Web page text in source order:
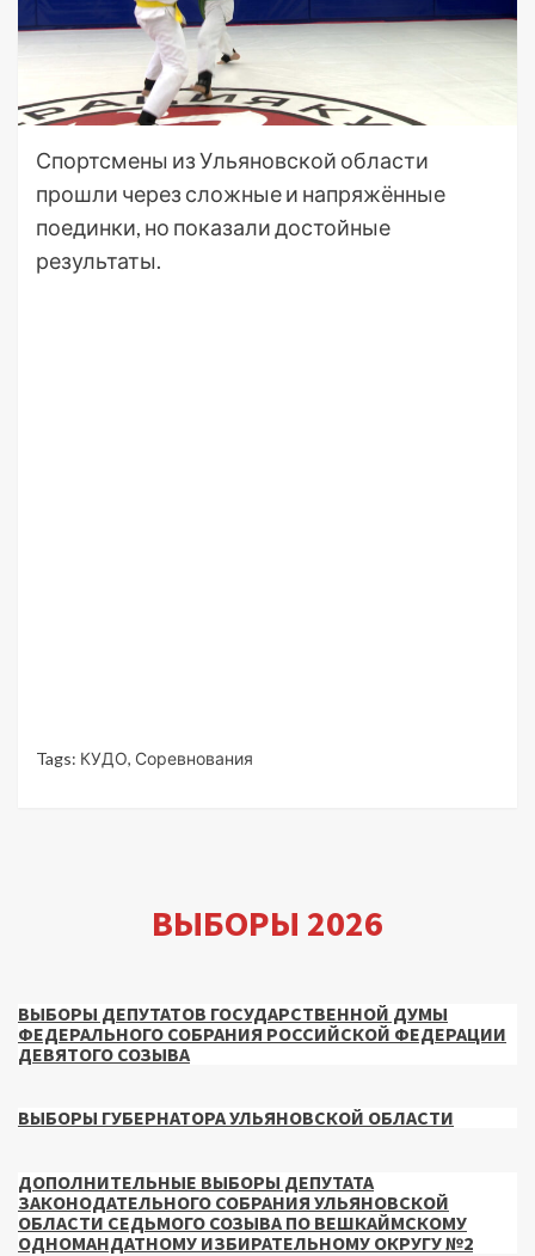
Спортсмены из Ульяновской области
прошли через сложные и напряжённые
поединки, но показали достойные
результаты.
Tags: КУДО, Соревнования
ВЫБОРЫ 2026
ВЫБОРЫ ДЕПУТАТОВ ГОСУДАРСТВЕННОЙ ДУМЫ
ФЕДЕРАЛЬНОГО СОБРАНИЯ РОССИЙСКОЙ ФЕДЕРАЦИИ
ДЕВЯТОГО СОЗЫВА
ВЫБОРЫ ГУБЕРНАТОРА УЛЬЯНОВСКОЙ ОБЛАСТИ
ДОПОЛНИТЕЛЬНЫЕ ВЫБОРЫ ДЕПУТАТА
ЗАКОНОДАТЕЛЬНОГО СОБРАНИЯ УЛЬЯНОВСКОЙ
ОБЛАСТИ СЕДЬМОГО СОЗЫВА ПО ВЕШКАЙМСКОМУ
ОДНОМАНДАТНОМУ ИЗБИРАТЕЛЬНОМУ ОКРУГУ №2